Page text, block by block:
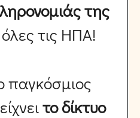
της
τις ΗΠΑ!
παγκόσμιος
το δίκτυο